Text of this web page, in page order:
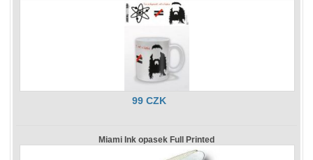
99 CZK
Miami Ink opasek Full Printed